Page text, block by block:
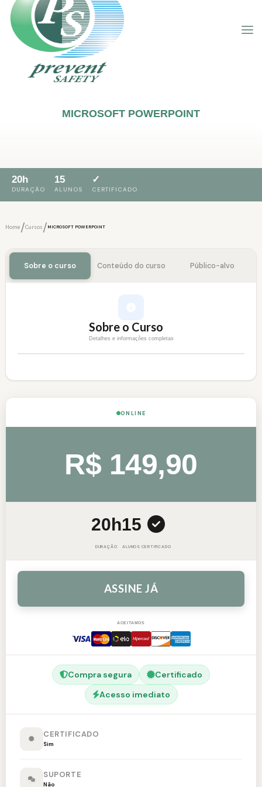
MICROSOFT POWERPOINT
20h
DURAÇÃO
15
ALUNOS
✓
CERTIFICADO
Home/Cursos/ MICROSOFT POWERPOINT
Sobre o curso Conteúdo do curso Público-alvo
Sobre o Curso
Detalhes e informações completas
ONLINE
R$ 149,90
20h
DURAÇÃO
15
ALUNOS CERTIFICADO
ASSINE JÁ
ACEITAMOS
Compra segura
Certificado
Acesso imediato
CERTIFICADO
Sim
SUPORTE
Não